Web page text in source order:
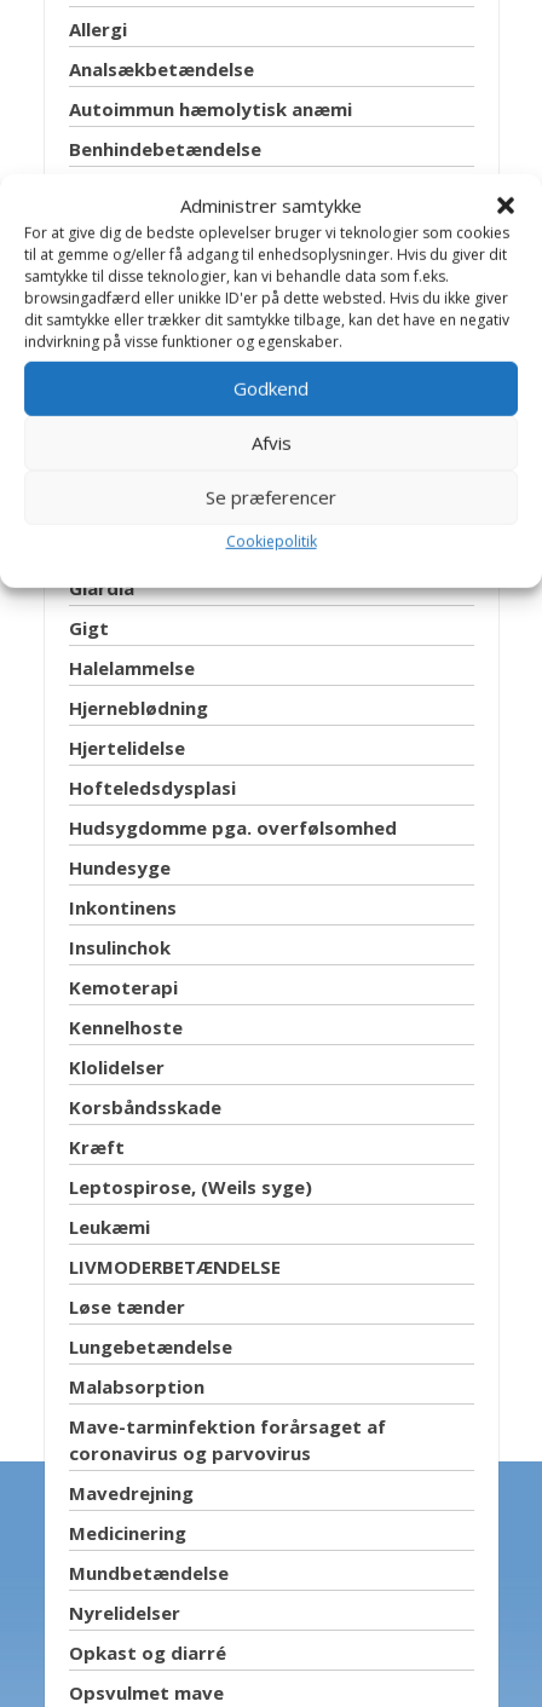
Administrer samtykke
For at give dig de bedste oplevelser bruger vi teknologier som cookies
til at gemme og/eller få adgang til enhedsoplysninger. Hvis du giver dit
samtykke til disse teknologier, kan vi behandle data som f.eks.
browsingadfærd eller unikke ID'er på dette websted. Hvis du ikke giver
dit samtykke eller trækker dit samtykke tilbage, kan det have en negativ
indvirkning på visse funktioner og egenskaber.
Godkend
Afvis
Se præferencer
Cookiepolitik
Allergi
Analsækbetændelse
Autoimmun hæmolytisk anæmi
Benhindebetændelse
Blærehalskirtlen
Blæresten
Bugspytkirtel lidelser
Cancer
Fransk hjerteorm
Giardia
Gigt
Halelammelse
Hjerneblødning
Hjertelidelse
Hofteledsdysplasi
Hudsygdomme pga. overfølsomhed
Hundesyge
Inkontinens
Insulinchok
Kemoterapi
Kennelhoste
Klolidelser
Korsbåndsskade
Kræft
Leptospirose, (Weils syge)
Leukæmi
LIVMODERBETÆNDELSE
Løse tænder
Lungebetændelse
Malabsorption
Mave-tarminfektion forårsaget af
coronavirus og parvovirus
Mavedrejning
Medicinering
Mundbetændelse
Nyrelidelser
Opkast og diarré
Opsvulmet mave